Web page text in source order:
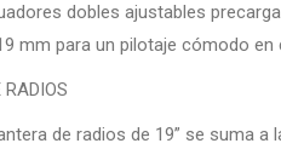
dobles ajustables
mm para un pilotaje cómodo en
RADIOS
de radios de 19” se suma